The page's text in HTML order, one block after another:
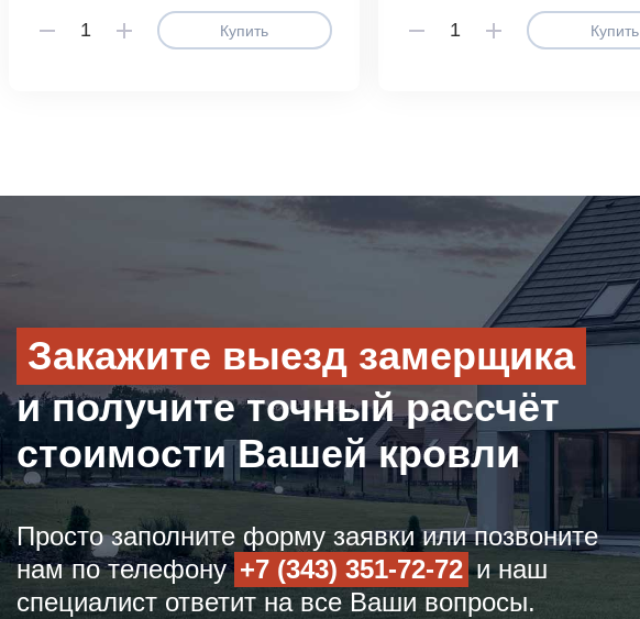
Купить Купить
Закажите выезд замерщика
и получите точный рассчёт
стоимости Вашей кровли
Просто заполните форму заявки или позвоните
нам по телефону +7 (343) 351-72-72и наш
специалист ответит на все Ваши вопросы.